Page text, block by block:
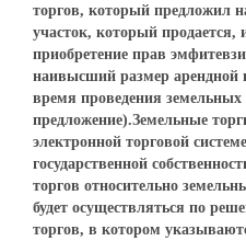
торгов, который предложил
участок, который
приобретение прав
наивысший размер арендной
время проведения земельных
предложение).Земельные
электронной торговой
государственной
торгов относительно
будет осуществляться по
торгов, в котором